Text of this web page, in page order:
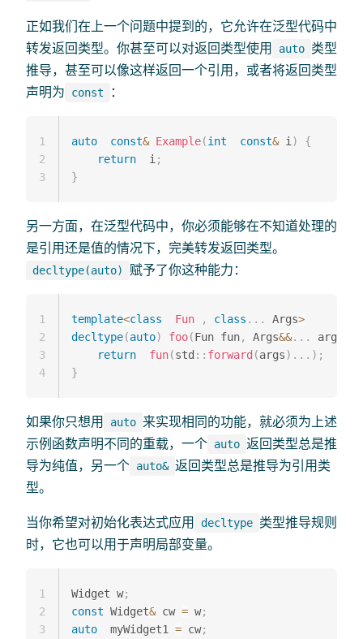
正如我们在上一个问题中提到的，它允许在泛型代码中
转发返回类型。你甚至可以对返回类型使用
auto 类型
推导，甚至可以像这样返回一个引用，或者将返回类型
声明为
const ：
auto const& Example(int const& i )
{
return
  i
;
}
1
2
3
另一方面，在泛型代码中，你必须能够在不知道处理的
是引用还是值的情况下，完美转发返回类型。
decltype(auto) 赋予了你这种能力：
template<class Fun , class . . . Args>
decltype(auto) foo(Fun fun, Args&&. . . args
return
fun(std :: forward (args) . . . ) ;
}
1
2
3
4
如果你只想用 auto 来实现相同的功能，就必须为上述
示例函数声明不同的重载，一个 auto 返回类型总是推
导为纯值，另一个 auto& 返回类型总是推导为引用类
型。
当你希望对初始化表达式应用 decltype 类型推导规则
时，它也可以用于声明局部变量。
Widget w;
const Widget& cw = w;
auto
  myWidget1
= cw;
1
2
3